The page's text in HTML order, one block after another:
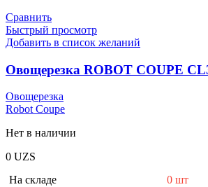
Сравнить
Быстрый просмотр
Добавить в список желаний
Овощерезка ROBOT COUPE
Овощерезка
Robot Coupe
Нет в наличии
0 UZS
На складе
0 шт